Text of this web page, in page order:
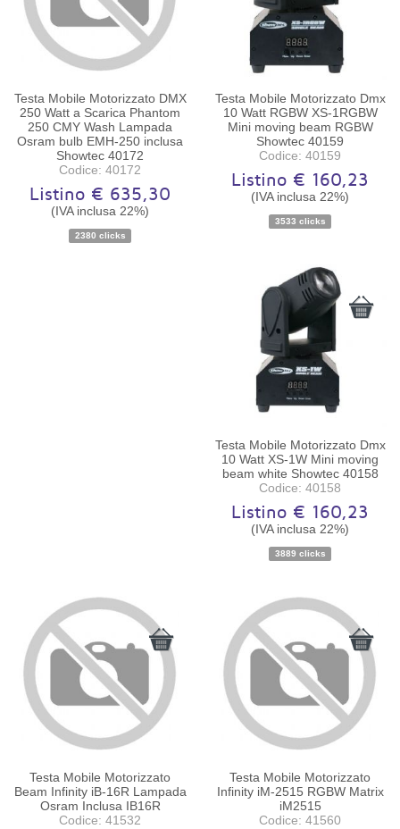
Disponibilità: Ordinabile
Testa Mobile Motorizzato DMX
250 Watt a Scarica Phantom
250 CMY Wash Lampada
Osram bulb EMH-250 inclusa
Showtec 40172
Codice: 40172
Listino € 635,30
(IVA inclusa 22%)
2380 clicks
Disponibilità:Ordinabile
Testa Mobile Motorizzato Dmx
10 Watt RGBW XS-1RGBW
Mini moving beam RGBW
Showtec 40159
Codice: 40159
Listino € 160,23
(IVA inclusa 22%)
3533 clicks
Disponibilità:Ordinabile
Testa Mobile Motorizzato Dmx
10 Watt XS-1W Mini moving
beam white Showtec 40158
Codice: 40158
Listino € 160,23
(IVA inclusa 22%)
3889 clicks
Testa Mobile Motorizzato
Beam Infinity iB-16R Lampada
Osram Inclusa IB16R
Codice: 41532
Testa Mobile Motorizzato
Infinity iM-2515 RGBW Matrix
iM2515
Codice: 41560